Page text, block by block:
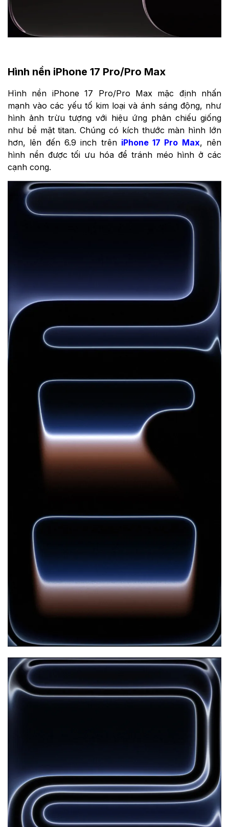
Hình nền iPhone 17 Pro/Pro Max
Hình nền iPhone 17 Pro/Pro Max mặc định nhấn
mạnh vào các yếu tố kim loại và ánh sáng động, như
hình ảnh trừu tượng với hiệu ứng phản chiếu giống
như bề mặt titan. Chúng có kích thước màn hình lớn
hơn, lên đến 6.9 inch trên iPhone 17 Pro Max, nên
hình nền được tối ưu hóa để tránh méo hình ở các
cạnh cong.